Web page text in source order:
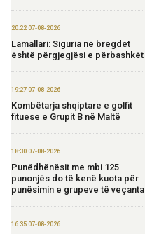
20:22 07-08-2026
Lamallari: Siguria në bregdet
është përgjegjësi e përbashkët
19:27 07-08-2026
Kombëtarja shqiptare e golfit
fituese e Grupit B në Maltë
18:30 07-08-2026
Punëdhënësit me mbi 125
punonjës do të kenë kuota për
punësimin e grupeve të veçanta
16:35 07-08-2026